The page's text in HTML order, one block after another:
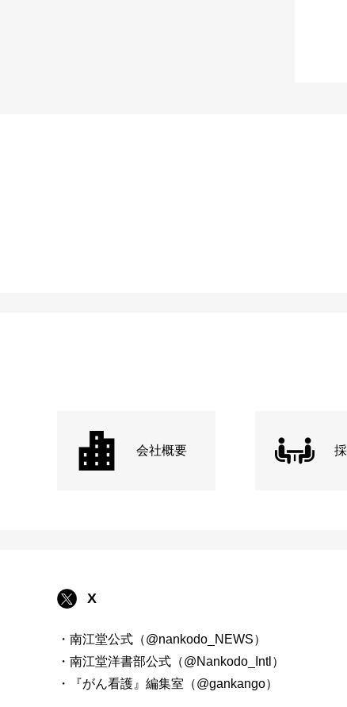
会社概要
X
・南江堂公式（@nankodo_NEWS）
・南江堂洋書部公式（@Nankodo_Intl）
・『がん看護』編集室（@gankango）